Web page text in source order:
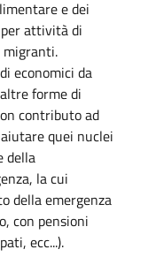
e dei
attività di
migranti.
economici da
forme di
contributo ad
quei nuclei
della
la cui
della emergenza
con pensioni
ecc...).